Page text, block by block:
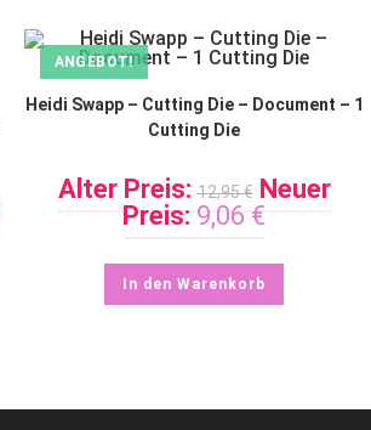
ANGEBOT!
Heidi Swapp – Cutting Die – Document – 1
Cutting Die
Alter Preis: 12,95€ Neuer
Preis: 9,06 €
In den Warenkorb